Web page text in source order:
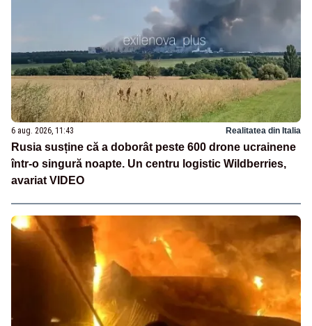
6 aug. 2026, 11:43 Realitatea din Italia
Rusia susține că a doborât peste 600 drone ucrainene
într-o singură noapte. Un centru logistic Wildberries,
avariat VIDEO